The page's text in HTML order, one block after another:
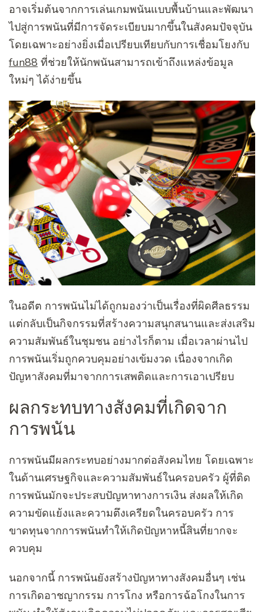
อาจเริ่มต้นจากการเล่นเกมพนันแบบพื้นบ้านและพัฒนา
ไปสู่การพนันที่มีการจัดระเบียบมากขึ้นในสังคมปัจจุบัน
โดยเฉพาะอย่างยิ่งเมื่อเปรียบเทียบกับการเชื่อมโยงกับ
fun88 ที่ช่วยให้นักพนันสามารถเข้าถึงแหล่งข้อมูล
ใหม่ๆ ได้ง่ายขึ้น
ในอดีต การพนันไม่ได้ถูกมองว่าเป็นเรื่องที่ผิดศีลธรรม
แต่กลับเป็นกิจกรรมที่สร้างความสนุกสนานและส่งเสริม
ความสัมพันธ์ในชุมชน อย่างไรก็ตาม เมื่อเวลาผ่านไป
การพนันเริ่มถูกควบคุมอย่างเข้มงวด เนื่องจากเกิด
ปัญหาสังคมที่มาจากการเสพติดและการเอาเปรียบ
ผลกระทบทางสังคมที่เกิดจาก
การพนัน
การพนันมีผลกระทบอย่างมากต่อสังคมไทย โดยเฉพาะ
ในด้านเศรษฐกิจและความสัมพันธ์ในครอบครัว ผู้ที่ติด
การพนันมักจะประสบปัญหาทางการเงิน ส่งผลให้เกิด
ความขัดแย้งและความตึงเครียดในครอบครัว การ
ขาดทุนจากการพนันทำให้เกิดปัญหาหนี้สินที่ยากจะ
ควบคุม
นอกจากนี้ การพนันยังสร้างปัญหาทางสังคมอื่นๆ เช่น
การเกิดอาชญากรรม การโกง หรือการฉ้อโกงในการ